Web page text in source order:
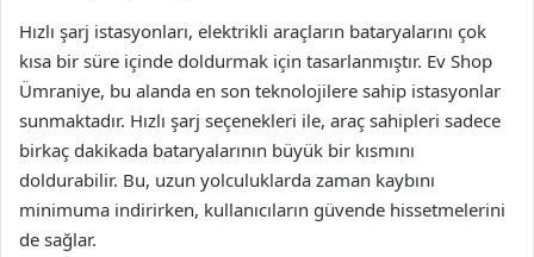
Hızlı şarj istasyonları, elektrikli araçların bataryalarını çok
kısa bir süre içinde doldurmak için tasarlanmıştır. Ev Shop
Ümraniye, bu alanda en son teknolojilere sahip istasyonlar
sunmaktadır. Hızlı şarj seçenekleri ile, araç sahipleri sadece
birkaç dakikada bataryalarının büyük bir kısmını
doldurabilir. Bu, uzun yolculuklarda zaman kaybını
minimuma indirirken, kullanıcıların güvende hissetmelerini
de sağlar.